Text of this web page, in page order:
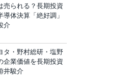
売られる？長期投資
体決算「絶好調」
介
タ・野村総研・塩野
企業価値を長期投資
井駿介